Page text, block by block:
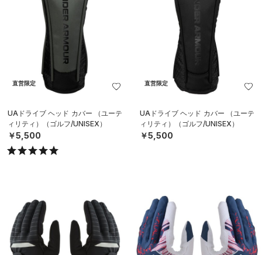
直営限定
UAドライブ ヘッド カバー （ユーテ
ィリティ）（ゴルフ/UNISEX）
￥5,500
直営限定
UAドライブ ヘッド カバー （ユーテ
ィリティ）（ゴルフ/UNISEX）
￥5,500